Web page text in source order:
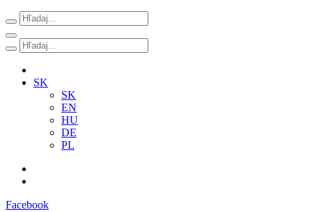
SK
SK
EN
HU
DE
PL
Facebook